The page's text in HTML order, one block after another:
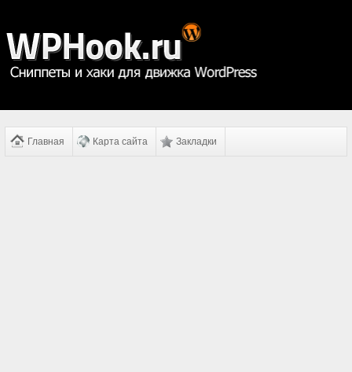
Главная Карта сайта Закладки